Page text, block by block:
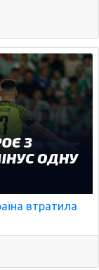
втратила